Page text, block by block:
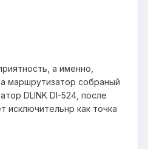
а именно,
маршрутизатор собраный
DLINK DI-524, после
исключительнр как точка